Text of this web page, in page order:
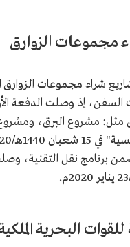
مجموعات الزوارق
شراء مجموعات
مثل: مشروع البرق،
ضمن برنامج نقل التقنية،
البحرية